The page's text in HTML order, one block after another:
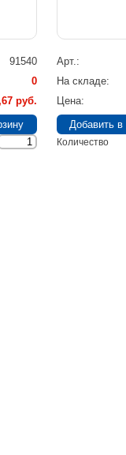
91540
0
руб.
Арт.
На складе
Цена
Количество